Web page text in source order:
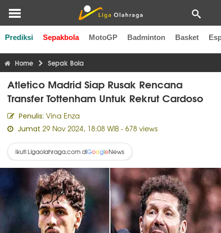
Prediksi Sepakbola MotoGP Badminton Basket
Liga Inggris Liga Italia Liga Spanyol Liga Perancis
Home Sepak Bola
Atletico Madrid Siap Rusak Rencana
Transfer Tottenham Untuk Rekrut Cardoso
Penulis: Vina Enza
Jumat 29 Nov 2024, 18:08 WIB - 678 views
Ikuti Ligaolahraga.com diGoogleNews